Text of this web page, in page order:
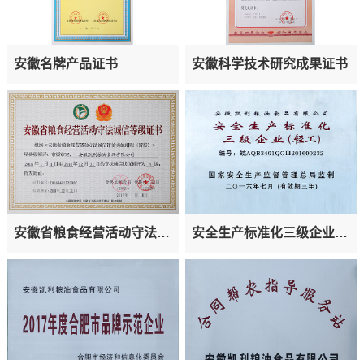
安徽名牌产品证书 安徽科学技术研究成果证书
安徽省粮食经营活动守法诚
安全生产标准化三级企业